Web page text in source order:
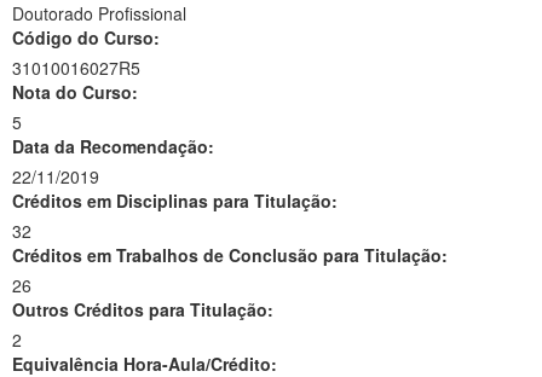
Doutorado Profissional
Código do Curso:
31010016027R5
Nota do Curso:
5
Data da Recomendação:
22/11/2019
Créditos em Disciplinas para Titulação:
32
Créditos em Trabalhos de Conclusão para Titulação:
26
Outros Créditos para Titulação:
2
Equivalência Hora-Aula/Crédito: